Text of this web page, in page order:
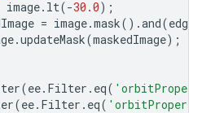
image. lt(-30.0);
= image.mask().and(edge
.updateMask(maskedImage);
(ee. Filter . eq(
(ee. Filter . eq(